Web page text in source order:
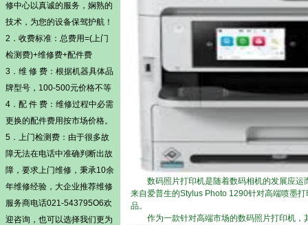
修中心以真诚的服务，娴熟的
技术，为您的设备保驾护航！
2．收费标准：总费用=(上门
检测费)+维修费+配件费
3．维 修 费：根据机器具体品
牌型号，100-500元价格不等
4．配 件 费：维修过程中必需
更换的配件费用按市场价格。
5． 上门检测费 ：由于很多故
障无法在电话中准确判断出故
障，要求上门维修，秉承10余
年维修经验，大企业推荐维修
服务商电话021-543795O6欢
迎咨询，也可以选择我们更为
数码照片打印机是随着数码相机的发展应
来自爱普生的Stylus Photo 1290针对高端喷墨
品。
作为一款针对高端市场的数码照片打印机，